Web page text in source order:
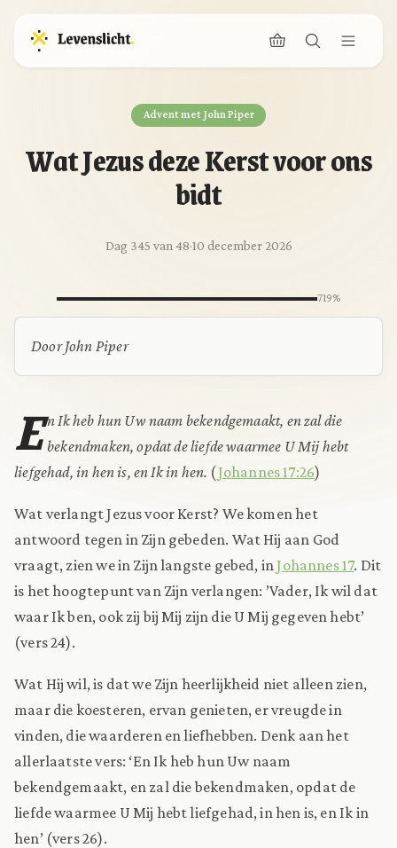
Advent met John Piper
Wat Jezus deze Kerst voor ons
bidt
Dag 345 van 48·10 december 2026
719%
Door John Piper
E n Ik heb hun Uw naam bekendgemaakt, en zal die
bekendmaken, opdat de liefde waarmee U Mij hebt
liefgehad, in hen is, en Ik in hen. (Johannes 17:26)
Wat verlangt Jezus voor Kerst? We komen het
antwoord tegen in Zijn gebeden. Wat Hij aan God
vraagt, zien we in Zijn langste gebed, inJohannes 17. Dit
is het hoogtepunt van Zijn verlangen: ’Vader, Ik wil dat
waar Ik ben, ook zij bij Mij zijn die U Mij gegeven hebt’
(vers 24).
Wat Hij wil, is dat we Zijn heerlijkheid niet alleen zien,
maar die koesteren, ervan genieten, er vreugde in
vinden, die waarderen en liefhebben. Denk aan het
allerlaatste vers: ‘En Ik heb hun Uw naam
bekendgemaakt, en zal die bekendmaken, opdat de
liefde waarmee U Mij hebt liefgehad, in hen is, en Ik in
hen’ (vers 26).